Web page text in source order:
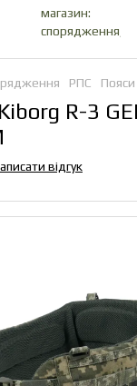
РПС Пояси
R-3
відгук